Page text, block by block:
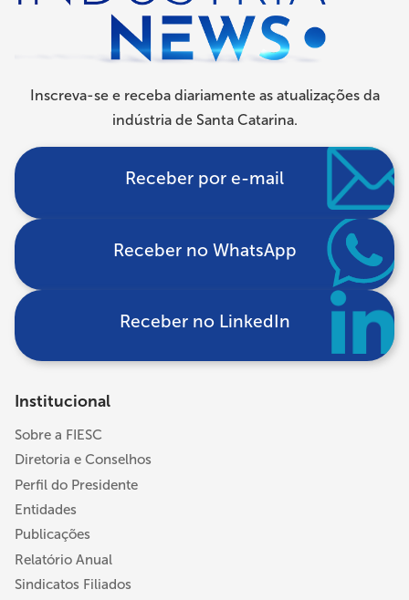
Inscreva-se e receba diariamente as atualizações da
indústria de Santa Catarina.
Receber por e-mail
Receber no WhatsApp
Receber no LinkedIn
Institucional
Sobre a FIESC
Diretoria e Conselhos
Perfil do Presidente
Entidades
Publicações
Relatório Anual
Sindicatos Filiados